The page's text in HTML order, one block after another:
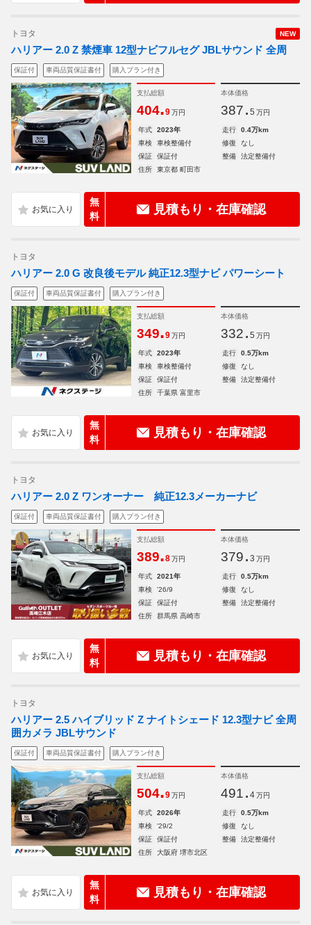
NEW
トヨタ
ハリアー 2.0 Z 禁煙車 12型ナビフルセグ JBLサウンド 全周
保証付 車両品質保証書付 購入プラン付き
支払総額
404.9 万円
本体価格
387. 5 万円
年式 2023年 走行
0.4万km
車検
車検整備付 修復
なし
保証
保証付 整備
法定整備付
住所
東京都 町田市
無
料
見積もり・在庫確認
トヨタ
ハリアー 2.0 G 改良後モデル 純正12.3型ナビ パワーシート
保証付 車両品質保証書付 購入プラン付き
支払総額
349.9 万円
本体価格
332. 5 万円
年式 2023年 走行
0.5万km
車検
車検整備付 修復
なし
保証
保証付 整備
法定整備付
住所
千葉県 富里市
無
料
見積もり・在庫確認
トヨタ
ハリアー 2.0 Z ワンオーナー 純正12.3メーカーナビ
保証付 車両品質保証書付 購入プラン付き
支払総額
389.8 万円
本体価格
379. 3 万円
年式 2021年 走行
0.5万km
車検
'26/9 修復
なし
保証
保証付 整備
法定整備付
住所
群馬県 高崎市
無
料
見積もり・在庫確認
トヨタ
ハリアー 2.5 ハイブリッド Z ナイトシェード 12.3型ナビ 全周
囲カメラ JBLサウンド
保証付 車両品質保証書付 購入プラン付き
支払総額
504.9 万円
本体価格
491. 4 万円
年式 2026年 走行
0.5万km
車検
'29/2 修復
なし
保証
保証付 整備
法定整備付
住所
大阪府 堺市北区
無
料
見積もり・在庫確認